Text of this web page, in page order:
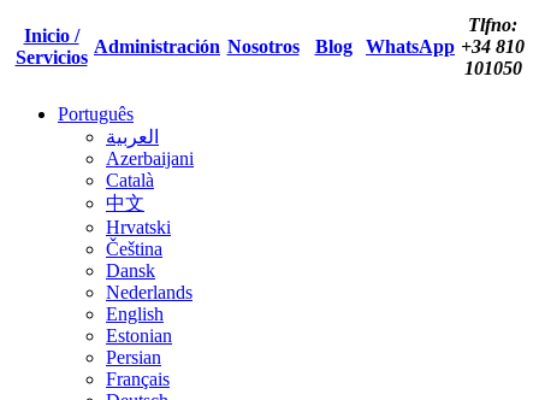
Inicio /
Servicios
Administración Nosotros Blog WhatsApp
Tlfno:
+34 810
101050
Português
العربية
Azerbaijani
Català
中文
Hrvatski
Čeština
Dansk
Nederlands
English
Estonian
Persian
Français